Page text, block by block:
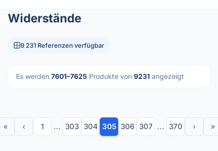
Widerstände
9 231 Referenzen verfügbar
Es werden 7601–7625 Produkte von 9231 angezeigt
« ‹ 1 ... 303 304 305 306 307 ... 370 › »